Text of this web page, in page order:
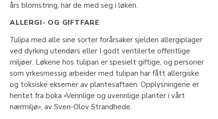
års blomstring, har de med seg i løken.
ALLERGI- OG GIFTFARE
Tulipa med alle sine sorter forårsaker sjelden allergiplager
ved dyrking utendørs eller I godt ventilerte offentlige
miljøer. Løkene hos tulipan er spesielt giftige, og personer
som yrkesmessig arbeider med tulipan har fått allergiske
og toksiske eksemer av plantesaftaen. Opplysningene er
hentet fra boka «Vennlige og uvennlige planter i vårt
nærmiljø», av Sven-Olov Strandhede.